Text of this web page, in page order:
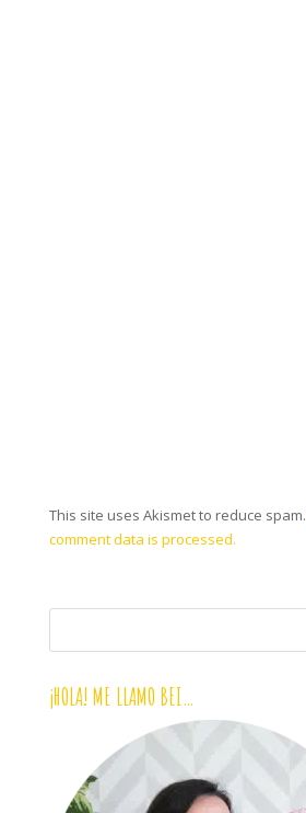
This site uses Akismet to reduce spam.
comment data is processed.
¡HOLA! ME LLAMO BEI…